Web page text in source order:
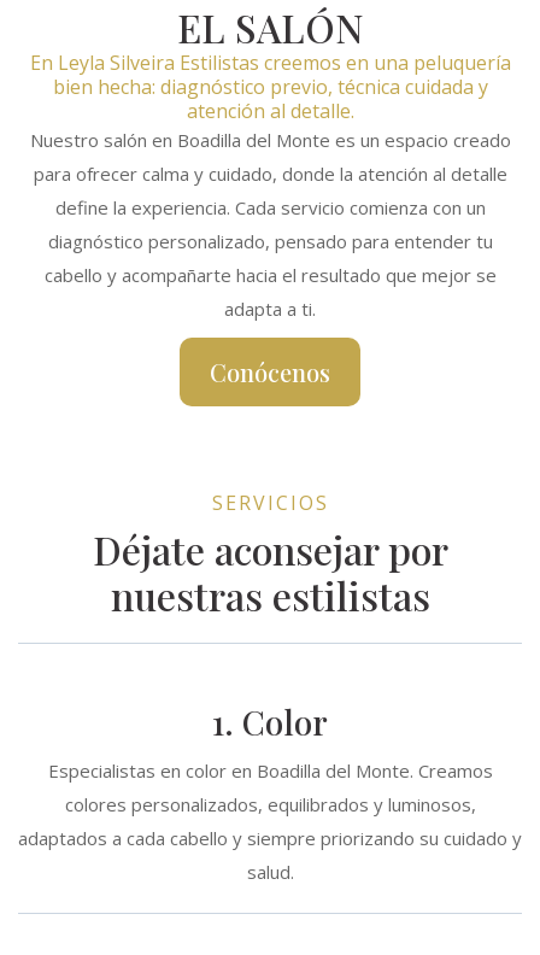
EL SALÓN
En Leyla Silveira Estilistas creemos en una peluquería
bien hecha: diagnóstico previo, técnica cuidada y
atención al detalle.
Nuestro salón en Boadilla del Monte es un espacio creado
para ofrecer calma y cuidado, donde la atención al detalle
define la experiencia. Cada servicio comienza con un
diagnóstico personalizado, pensado para entender tu
cabello y acompañarte hacia el resultado que mejor se
adapta a ti.
Conócenos
SERVICIOS
Déjate aconsejar por
nuestras estilistas
1. Color
Especialistas en color en Boadilla del Monte. Creamos
colores personalizados, equilibrados y luminosos,
adaptados a cada cabello y siempre priorizando su cuidado y
salud.